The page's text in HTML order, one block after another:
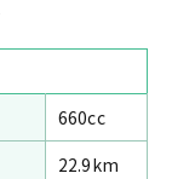
660cc
22.9km